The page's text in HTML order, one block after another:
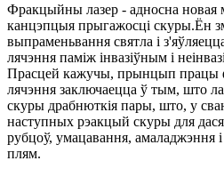
Фракцыйны лазер - адносна новая
канцэпцыя прыгажосці скуры.Ён
выпраменьвання святла і
лячэння паміж інвазіўным і
Прасцей кажучы, прынцып працы
лячэння заключаецца ў тым, што
скуры драбнюткія пары, што, у
наступных рэакцый скуры для
рубцоў, умацавання, амаладжэння
плям.